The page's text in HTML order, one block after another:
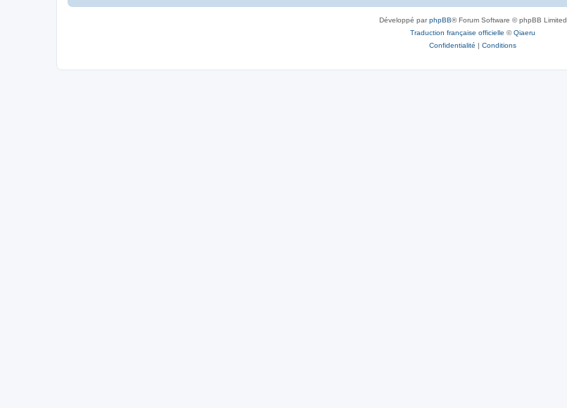
Développé parphpBB® Forum Software © phpBB Limited
Traduction française officielle ©Qiaeru
Confidentialité | Conditions